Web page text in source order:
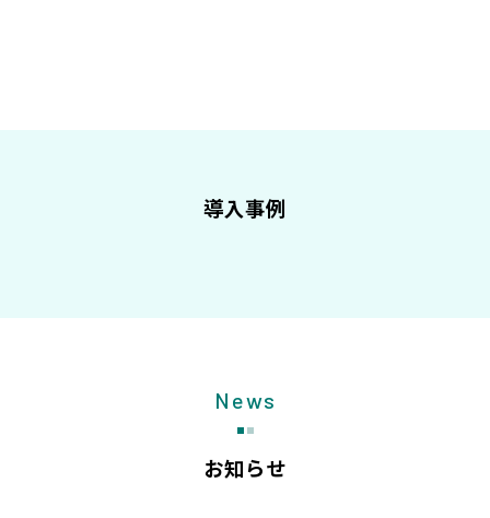
導入事例
News
お知らせ